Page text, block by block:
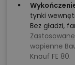
tynki
Bez gładzi,
wapienne
Knauf FE 80.